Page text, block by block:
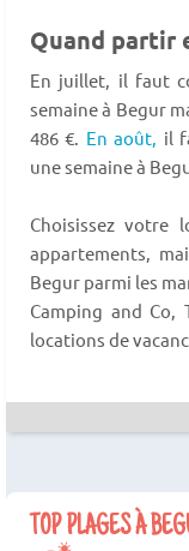
Quand partir
En juillet, il faut
semaine à Begur
486 €. En août, il
une semaine à
Choisissez votre
appartements,
Begur parmi les
Camping and Co,
locations de
TOP PLAGES À